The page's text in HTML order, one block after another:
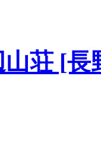
荘 [長